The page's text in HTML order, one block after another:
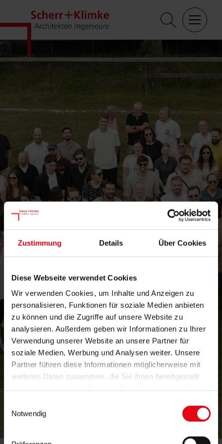
Zustimmung Details Über Cookies
Diese Webseite verwendet Cookies
Wir verwenden Cookies, um Inhalte und Anzeigen zu
personalisieren, Funktionen für soziale Medien anbieten
zu können und die Zugriffe auf unsere Website zu
analysieren. Außerdem geben wir Informationen zu Ihrer
Verwendung unserer Website an unsere Partner für
soziale Medien, Werbung und Analysen weiter. Unsere
Partner führen diese Informationen möglicherweise mit
weiteren Daten zusammen, die Sie ihnen bereitgestellt
Notwendig
sommer-